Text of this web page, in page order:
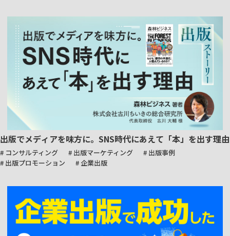
出版でメディアを味方に。SNS時代にあえて「本」を出す理由
# コンサルティング # 出版マーケティング
# 出版事例
# 出版プロモーション
# 企業出版